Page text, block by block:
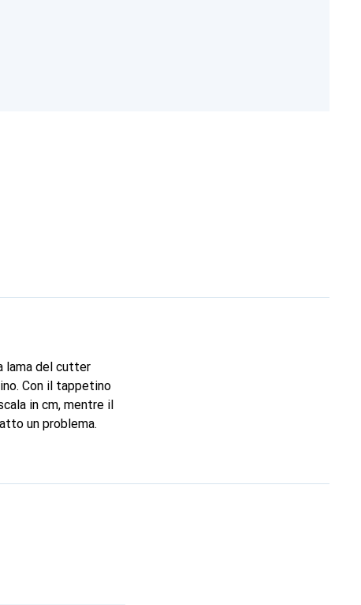
lama del cutter
Con il tappetino
in cm, mentre il
un problema.